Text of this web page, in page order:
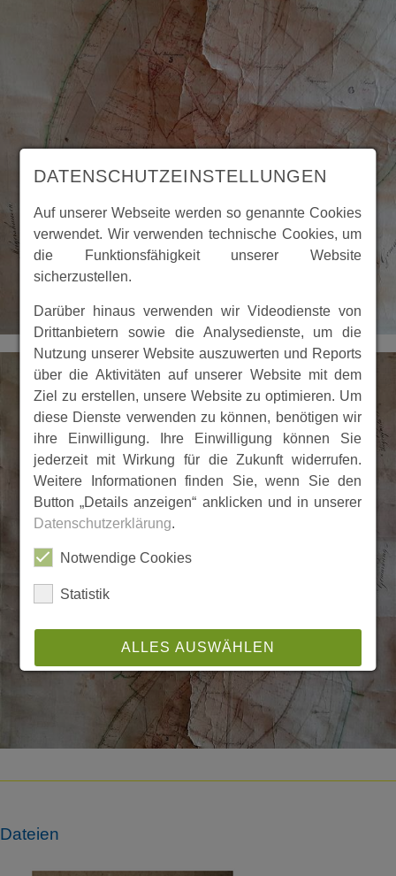
Dateien
DATENSCHUTZEINSTELLUNGEN
Auf unserer Webseite werden so genannte Cookies
verwendet. Wir verwenden technische Cookies, um
die Funktionsfähigkeit unserer Website
sicherzustellen.
Darüber hinaus verwenden wir Videodienste von
Drittanbietern sowie die Analysedienste, um die
Nutzung unserer Website auszuwerten und Reports
über die Aktivitäten auf unserer Website mit dem
Ziel zu erstellen, unsere Website zu optimieren. Um
diese Dienste verwenden zu können, benötigen wir
ihre Einwilligung. Ihre Einwilligung können Sie
jederzeit mit Wirkung für die Zukunft widerrufen.
Weitere Informationen finden Sie, wenn Sie den
Button „Details anzeigen“ anklicken und in unserer
Datenschutzerklärung.
Notwendige Cookies
Statistik
ALLES AUSWÄHLEN
ABLEHNEN
SPEICHERN